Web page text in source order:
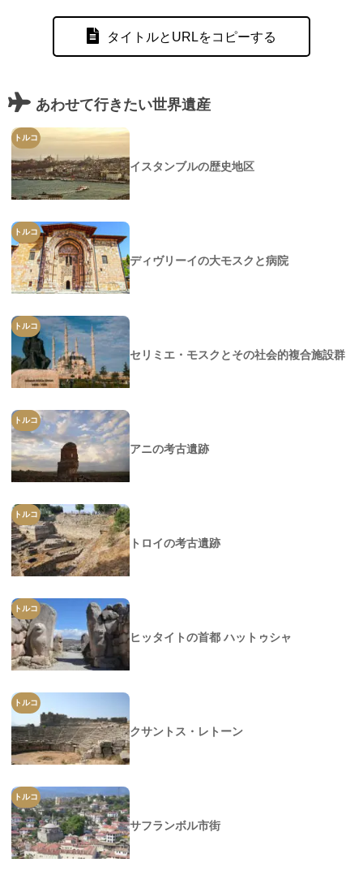
タイトルとURLをコピーする
あわせて行きたい世界遺産
トルコ
イスタンブルの歴史地区
トルコ
ディヴリーイの大モスクと病院
トルコ
セリミエ・モスクとその社会的複合施設群
トルコ
アニの考古遺跡
トルコ
トロイの考古遺跡
トルコ
ヒッタイトの首都 ハットゥシャ
トルコ
クサントス・レトーン
トルコ
サフランボル市街